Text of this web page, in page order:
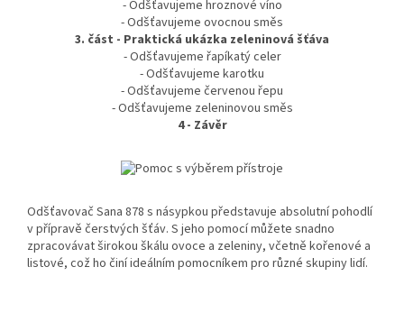
- Odšťavujeme hroznové víno
- Odšťavujeme ovocnou směs
3. část - Praktická ukázka zeleninová šťáva
- Odšťavujeme řapíkatý celer
- Odšťavujeme karotku
- Odšťavujeme červenou řepu
- Odšťavujeme zeleninovou směs
4 - Závěr
Odšťavovač Sana 878 s násypkou představuje absolutní pohodlí
v přípravě čerstvých šťáv. S jeho pomocí můžete snadno
zpracovávat širokou škálu ovoce a zeleniny, včetně kořenové a
listové, což ho činí ideálním pomocníkem pro různé skupiny lidí.